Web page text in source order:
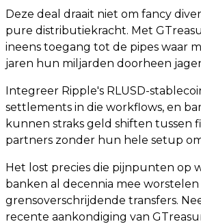
Deze deal draait niet om fancy
pure distributiekracht. Met
ineens toegang tot de pipes waar
jaren hun miljarden doorheen
Integreer Ripple's RLUSD-
settlements in die workflows, en
kunnen straks geld shiften tussen
partners zonder hun hele setup
Het lost precies die pijnpunten op
banken al decennia mee worstelen
grensoverschrijdende transfers.
recente aankondiging van